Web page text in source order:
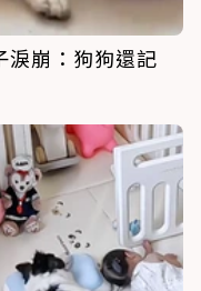
淚崩：狗狗還記